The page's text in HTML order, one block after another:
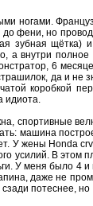
ногами.
фени, но
зубная щётка)
а внутри
6
да и
коробкой
идиота.
спортивные
машина
У жены Honda
усилий. В
У меня было 4 и
даже не
потеснее,